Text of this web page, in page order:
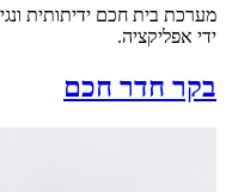
ידי אפליקציה.
בקר חדר חכם